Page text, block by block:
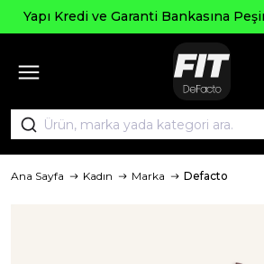
Yapı Kredi ve Garanti Bankasına
Ana Sayfa Kadın Marka Defacto